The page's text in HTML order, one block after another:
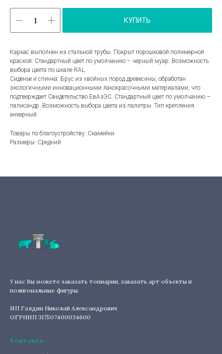
КУПИТЬ
Каркас выполнен из стальной трубы. Покрыт порошковой полимерной
краской. Стандартный цвет по умолчанию – черный муар. Возможность
выбора цвета по шкале RAL.
Сиденье и спинка: Брус из хвойных пород древесины, обработан
экологичными инновационными лакокрасочными материалами, что
подтверждает Свидетельство ЕвАзЭС. Стандартный цвет по умолчанию –
палисандр. Возможность выбора цвета из палитры. Тип крепления:
анкерный.
Товары по благоустройству: Скамейки
Размеры: Средний
У нас Вы можете заказать топиарии, заказать арт объекты и
полигональные фигуры.
ИП Галдин Николай Александрович
ОГРНИП 317507400034600
Контакты